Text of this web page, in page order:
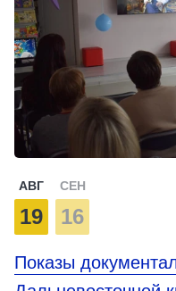
АВГ
19
СЕН
16
Показы